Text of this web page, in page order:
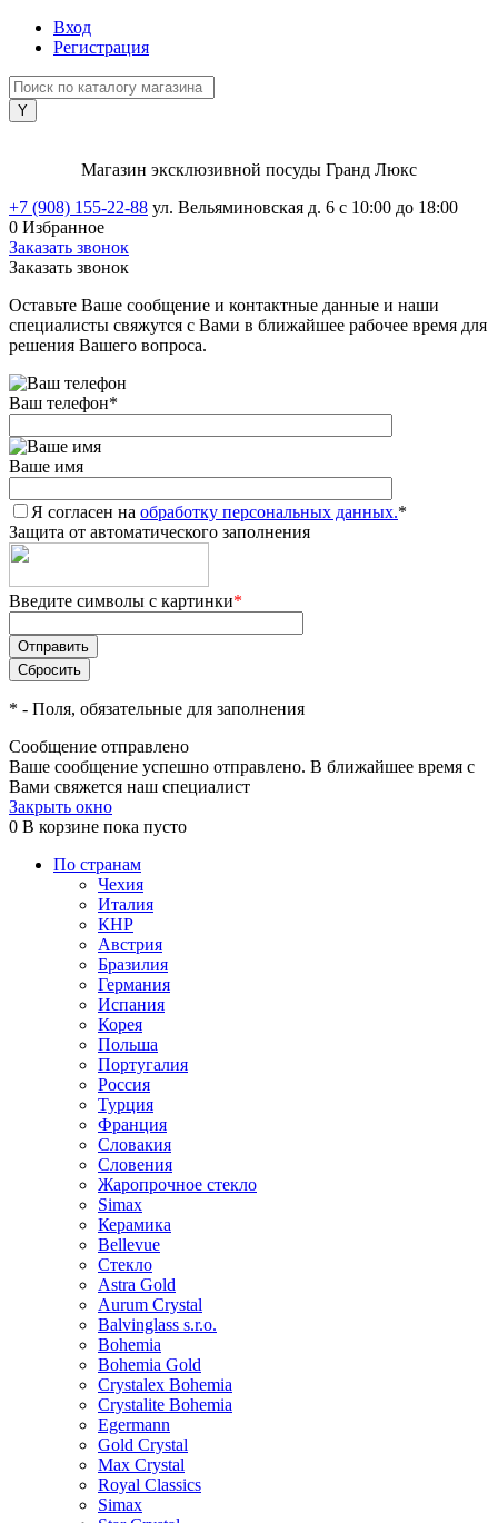
Вход
Регистрация
Магазин эксклюзивной посуды Гранд Люкс
+7 (908) 155-22-88 ул. Вельяминовская д. 6 с 10:00 до 18:00
0 Избранное
Заказать звонок
Заказать звонок
Оставьте Ваше сообщение и контактные данные и наши
специалисты свяжутся с Вами в ближайшее рабочее время для
решения Вашего вопроса.
Ваш телефон*
Ваше имя
Я согласен на обработку персональных данных.*
Защита от автоматического заполнения
Введите символы с картинки*
* - Поля, обязательные для заполнения
Сообщение отправлено
Ваше сообщение успешно отправлено. В ближайшее время с
Вами свяжется наш специалист
Закрыть окно
0 В корзине пока пусто
По странам
Чехия
Италия
КНР
Австрия
Бразилия
Германия
Испания
Корея
Польша
Португалия
Россия
Турция
Франция
Словакия
Словения
Жаропрочное стекло
Simax
Керамика
Bellevue
Стекло
Astra Gold
Aurum Crystal
Balvinglass s.r.o.
Bohemia
Bohemia Gold
Crystalex Bohemia
Crystalite Bohemia
Egermann
Gold Crystal
Max Crystal
Royal Classics
Simax